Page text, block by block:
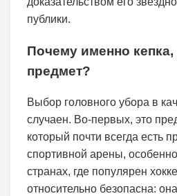
публики.
Почему именно кепка,
предмет?
Выбор головного убора в
случаен. Во-первых, это
который почти всегда есть
спортивной арены,
странах, где популярен
относительно безопасна: